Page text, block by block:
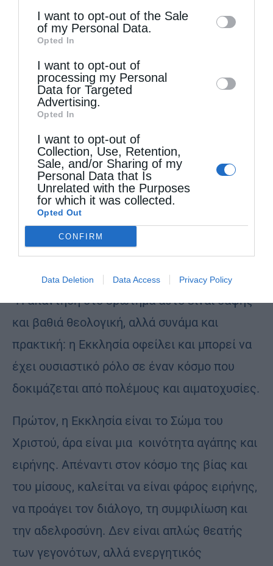
information may also be disclosed by us to
third parties on theIAB’s List of
Downstream Participants
disclose it to other third parties.
I want to opt-out of the Sale
of my Personal Data.
Opted In
I want to opt-out of
processing my Personal
Data for Targeted
Advertising.
Opted In
I want to opt-out of
Collection, Use, Retention,
Sale, and/or Sharing of my
Personal Data that Is
Unrelated with the Purposes
for which it was collected.
Opted Out
CONFIRM
Data Deletion Data Access Privacy Policy
ζωντανή και σύγχρονη Εκκλησία, μια αγκαλιά
που τους στηρίζει και έναν χώρο όπου η
πίστη γίνεται ζωή. Με τη βοήθεια του Θεού
και την ενεργή συμμετοχή των ίδιων των
νέων, ευελπιστούμε να καλλιεργήσουμε μια
γενιά που θα ζει και θα μαρτυρεί Χριστό με
θάρρος και αγάπη.
Σε έναν κόσμο που φλέγεται σήμερα από
πολέμους και αιματοχυσίες, η Εκκλησία
-Η απάντηση στο ερώτημα αυτό είναι σαφής
και βαθιά θεολογική, αλλά συνάμα και
πρακτική: η Εκκλησία οφείλει και μπορεί να
έχει ουσιαστικό ρόλο σε έναν κόσμο που
δοκιμάζεται από πολέμους και αιματοχυσίες.
Πρώτον, η Εκκλησία είναι το Σώμα του
Χριστού, άρα είναι μια κοινότητα αγάπης και
ειρήνης. Απέναντι στον κόσμο της βίας και
του μίσους, καλείται να είναι φάρος ειρήνης,
να προάγει τον διάλογο, τη συμφιλίωση και
την αδελφοσύνη. Δεν είναι απλώς θεατής
των γεγονότων, αλλά ενεργητικός